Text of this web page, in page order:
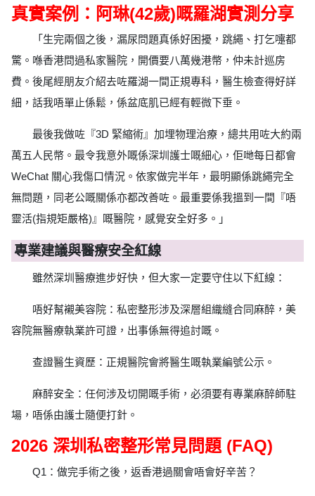
真實案例：阿琳(42歲)嘅羅湖實測分享
「生完兩個之後，漏尿問題真係好困擾，跳繩、打乞嚏都
驚。喺香港問過私家醫院，開價要八萬幾港幣，仲未計巡房
費。後尾經朋友介紹去咗羅湖一間正規專科，醫生檢查得好詳
細，話我唔單止係鬆，係盆底肌已經有輕微下垂。
最後我做咗『3D 緊縮術』加埋物理治療，總共用咗大約兩
萬五人民幣。最令我意外嘅係深圳護士嘅細心，佢哋每日都會
WeChat 關心我傷口情況。依家做完半年，最明顯係跳繩完全
無問題，同老公嘅關係亦都改善咗。最重要係我搵到一間『唔
靈活(指規矩嚴格)』嘅醫院，感覺安全好多。」
專業建議與醫療安全紅線
雖然深圳醫療進步好快，但大家一定要守住以下紅線：
唔好幫襯美容院：私密整形涉及深層組織縫合同麻醉，美
容院無醫療執業許可證，出事係無得追討嘅。
查證醫生資歷：正規醫院會將醫生嘅執業編號公示。
麻醉安全：任何涉及切開嘅手術，必須要有專業麻醉師駐
場，唔係由護士隨便打針。
2026 深圳私密整形常見問題 (FAQ)
Q1：做完手術之後，返香港過關會唔會好辛苦？